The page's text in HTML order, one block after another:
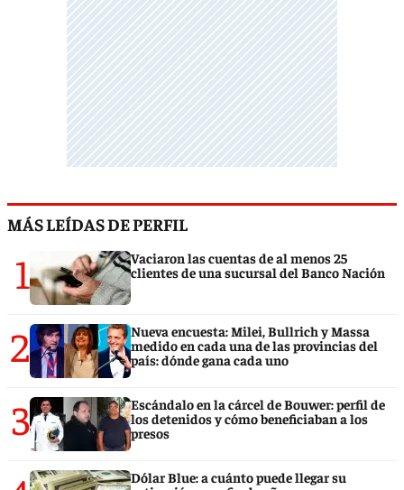
MÁS LEÍDAS DE PERFIL
1
Vaciaron las cuentas de al menos 25
clientes de una sucursal del Banco Nación
2
Nueva encuesta: Milei, Bullrich y Massa
medido en cada una de las provincias del
país: dónde gana cada uno
3
Escándalo en la cárcel de Bouwer: perfil de
los detenidos y cómo beneficiaban a los
presos
Dólar Blue: a cuánto puede llegar su